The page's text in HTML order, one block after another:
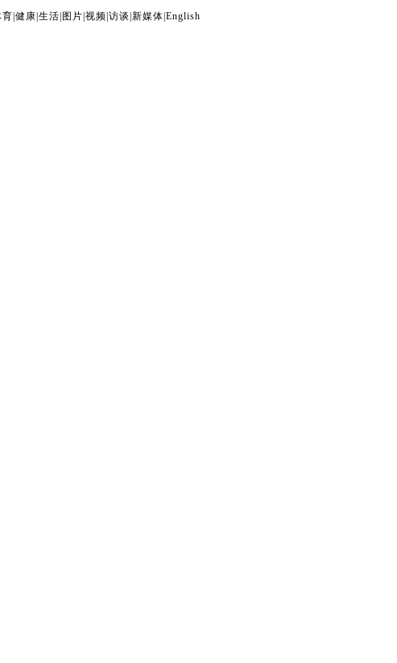
育 健康 生活 图片 视频 访谈 新媒体 English